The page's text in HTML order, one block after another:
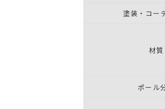
塗装・コー
材質
ポール